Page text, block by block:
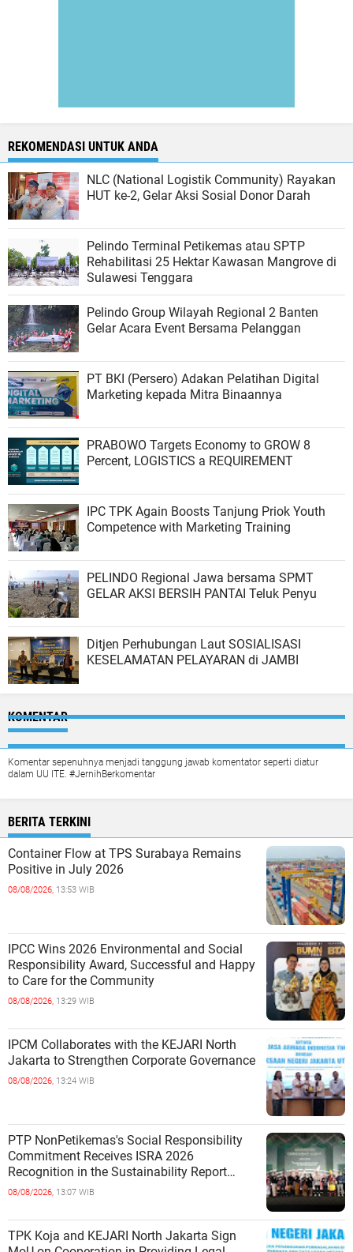
REKOMENDASI UNTUK ANDA
NLC (National Logistik Community) Rayakan
HUT ke-2, Gelar Aksi Sosial Donor Darah
Pelindo Terminal Petikemas atau SPTP
Rehabilitasi 25 Hektar Kawasan Mangrove di
Sulawesi Tenggara
Pelindo Group Wilayah Regional 2 Banten
Gelar Acara Event Bersama Pelanggan
PT BKI (Persero) Adakan Pelatihan Digital
Marketing kepada Mitra Binaannya
PRABOWO Targets Economy to GROW 8
Percent, LOGISTICS a REQUIREMENT
IPC TPK Again Boosts Tanjung Priok Youth
Competence with Marketing Training
PELINDO Regional Jawa bersama SPMT
GELAR AKSI BERSIH PANTAI Teluk Penyu
Ditjen Perhubungan Laut SOSIALISASI
KESELAMATAN PELAYARAN di JAMBI
KOMENTAR
Komentar sepenuhnya menjadi tanggung jawab komentator seperti diatur
dalam UU ITE. #JernihBerkomentar
BERITA TERKINI
Container Flow at TPS Surabaya Remains
Positive in July 2026
08/08/2026, 13:53 WIB
IPCC Wins 2026 Environmental and Social
Responsibility Award, Successful and Happy
to Care for the Community
08/08/2026, 13:29 WIB
IPCM Collaborates with the KEJARI North
Jakarta to Strengthen Corporate Governance
08/08/2026, 13:24 WIB
PTP NonPetikemas's Social Responsibility
Commitment Receives ISRA 2026
Recognition in the Sustainability Report
Category
08/08/2026, 13:07 WIB
TPK Koja and KEJARI North Jakarta Sign